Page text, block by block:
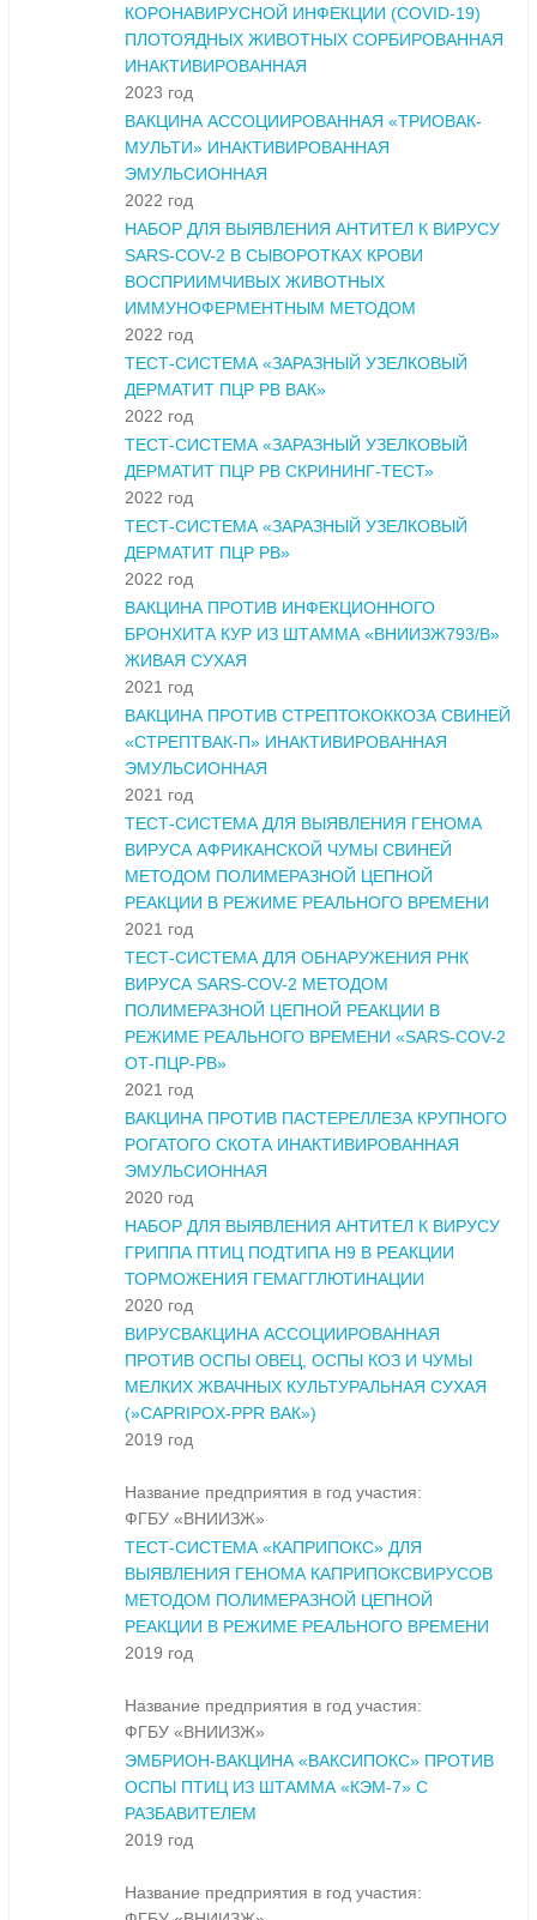
КОРОНАВИРУСНОЙ ИНФЕКЦИИ (COVID-19)
ПЛОТОЯДНЫХ ЖИВОТНЫХ СОРБИРОВАННАЯ
ИНАКТИВИРОВАННАЯ
2023 год
ВАКЦИНА АССОЦИИРОВАННАЯ «ТРИОВАК-
МУЛЬТИ» ИНАКТИВИРОВАННАЯ
ЭМУЛЬСИОННАЯ
2022 год
НАБОР ДЛЯ ВЫЯВЛЕНИЯ АНТИТЕЛ К ВИРУСУ
SARS-COV-2 В СЫВОРОТКАХ КРОВИ
ВОСПРИИМЧИВЫХ ЖИВОТНЫХ
ИММУНОФЕРМЕНТНЫМ МЕТОДОМ
2022 год
ТЕСТ-СИСТЕМА «ЗАРАЗНЫЙ УЗЕЛКОВЫЙ
ДЕРМАТИТ ПЦР РВ ВАК»
2022 год
ТЕСТ-СИСТЕМА «ЗАРАЗНЫЙ УЗЕЛКОВЫЙ
ДЕРМАТИТ ПЦР РВ СКРИНИНГ-ТЕСТ»
2022 год
ТЕСТ-СИСТЕМА «ЗАРАЗНЫЙ УЗЕЛКОВЫЙ
ДЕРМАТИТ ПЦР РВ»
2022 год
ВАКЦИНА ПРОТИВ ИНФЕКЦИОННОГО
БРОНХИТА КУР ИЗ ШТАММА «ВНИИЗЖ793/В»
ЖИВАЯ СУХАЯ
2021 год
ВАКЦИНА ПРОТИВ СТРЕПТОКОККОЗА СВИНЕЙ
«СТРЕПТВАК-П» ИНАКТИВИРОВАННАЯ
ЭМУЛЬСИОННАЯ
2021 год
ТЕСТ-СИСТЕМА ДЛЯ ВЫЯВЛЕНИЯ ГЕНОМА
ВИРУСА АФРИКАНСКОЙ ЧУМЫ СВИНЕЙ
МЕТОДОМ ПОЛИМЕРАЗНОЙ ЦЕПНОЙ
РЕАКЦИИ В РЕЖИМЕ РЕАЛЬНОГО ВРЕМЕНИ
2021 год
ТЕСТ-СИСТЕМА ДЛЯ ОБНАРУЖЕНИЯ РНК
ВИРУСА SARS-COV-2 МЕТОДОМ
ПОЛИМЕРАЗНОЙ ЦЕПНОЙ РЕАКЦИИ В
РЕЖИМЕ РЕАЛЬНОГО ВРЕМЕНИ «SARS-COV-2
ОТ-ПЦР-РВ»
2021 год
ВАКЦИНА ПРОТИВ ПАСТЕРЕЛЛЕЗА КРУПНОГО
РОГАТОГО СКОТА ИНАКТИВИРОВАННАЯ
ЭМУЛЬСИОННАЯ
2020 год
НАБОР ДЛЯ ВЫЯВЛЕНИЯ АНТИТЕЛ К ВИРУСУ
ГРИППА ПТИЦ ПОДТИПА Н9 В РЕАКЦИИ
ТОРМОЖЕНИЯ ГЕМАГГЛЮТИНАЦИИ
2020 год
ВИРУСВАКЦИНА АССОЦИИРОВАННАЯ
ПРОТИВ ОСПЫ ОВЕЦ, ОСПЫ КОЗ И ЧУМЫ
МЕЛКИХ ЖВАЧНЫХ КУЛЬТУРАЛЬНАЯ СУХАЯ
(»CAPRIPOX-PPR ВАК»)
2019 год
Название предприятия в год участия:
ФГБУ «ВНИИЗЖ»
ТЕСТ-СИСТЕМА «КАПРИПОКС» ДЛЯ
ВЫЯВЛЕНИЯ ГЕНОМА КАПРИПОКСВИРУСОВ
МЕТОДОМ ПОЛИМЕРАЗНОЙ ЦЕПНОЙ
РЕАКЦИИ В РЕЖИМЕ РЕАЛЬНОГО ВРЕМЕНИ
2019 год
Название предприятия в год участия:
ФГБУ «ВНИИЗЖ»
ЭМБРИОН-ВАКЦИНА «ВАКСИПОКС» ПРОТИВ
ОСПЫ ПТИЦ ИЗ ШТАММА «КЭМ-7» С
РАЗБАВИТЕЛЕМ
2019 год
Название предприятия в год участия: